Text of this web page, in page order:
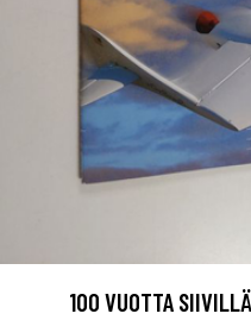
100 VUOTTA